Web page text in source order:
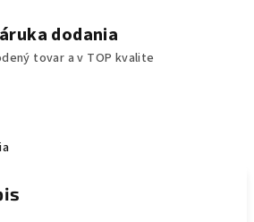
dodania
tovar a v TOP kvalite